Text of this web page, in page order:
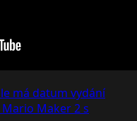
má datum vydání
Maker 2 s